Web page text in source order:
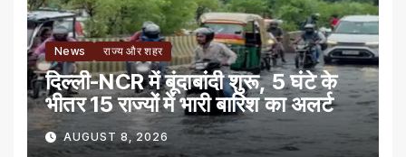
News राज्य और शहर
दिल्ली-NCR में बूंदाबांदी शुरू, 5 घंटे के
भीतर 15 राज्यों में भारी बारिश का अलर्ट
AUGUST 8, 2026